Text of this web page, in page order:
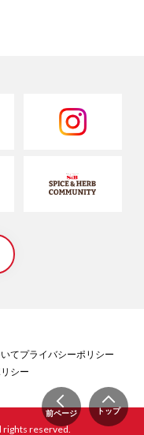
前ページ トップ
てプライバシーポリシー
シー
rights reserved.